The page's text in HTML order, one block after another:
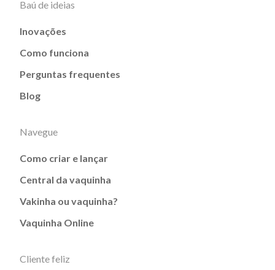
Baú de ideias
Inovações
Como funciona
Perguntas frequentes
Blog
Navegue
Como criar e lançar
Central da vaquinha
Vakinha ou vaquinha?
Vaquinha Online
Cliente feliz